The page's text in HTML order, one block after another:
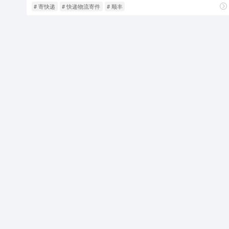
# 寄快递 # 快递物流寄件 # 顺丰